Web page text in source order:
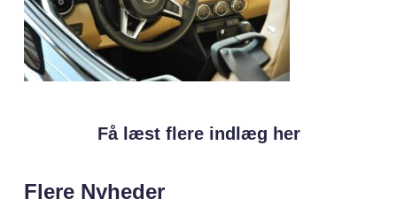
Få læst flere indlæg her
Flere Nyheder